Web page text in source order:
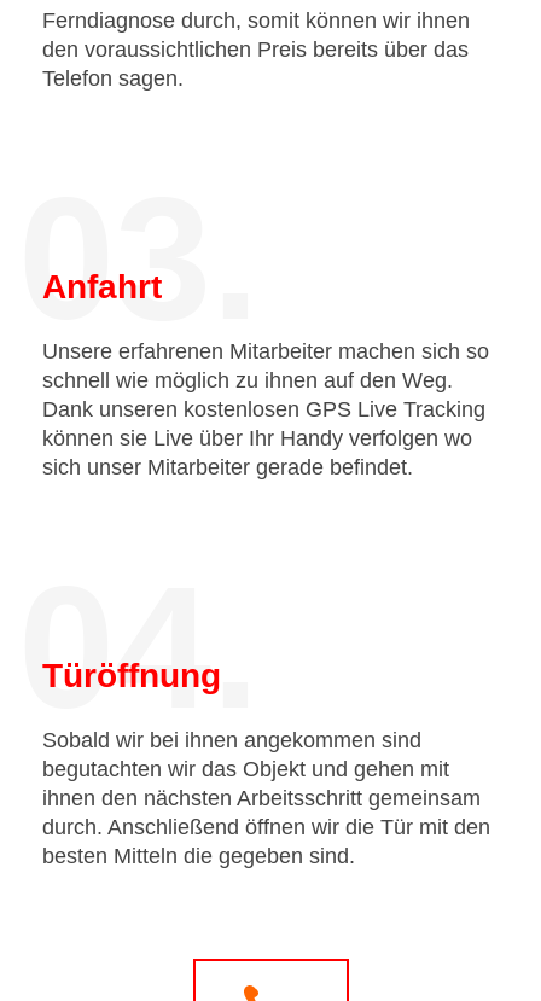
Ferndiagnose durch, somit können wir ihnen
den voraussichtlichen Preis bereits über das
Telefon sagen.
03.
Anfahrt
Unsere erfahrenen Mitarbeiter machen sich so
schnell wie möglich zu ihnen auf den Weg.
Dank unseren kostenlosen GPS Live Tracking
können sie Live über Ihr Handy verfolgen wo
sich unser Mitarbeiter gerade befindet.
04.
Türöffnung
Sobald wir bei ihnen angekommen sind
begutachten wir das Objekt und gehen mit
ihnen den nächsten Arbeitsschritt gemeinsam
durch. Anschließend öffnen wir die Tür mit den
besten Mitteln die gegeben sind.